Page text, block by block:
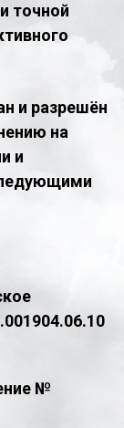
точной
и разрешён
на
и
№